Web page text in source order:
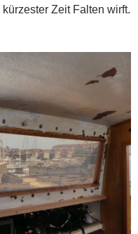
Zeit Falten wirft.